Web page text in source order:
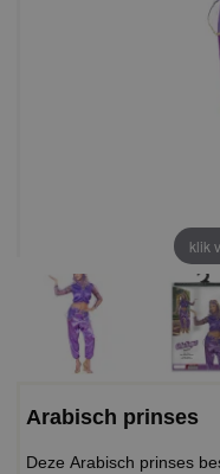
klik
Arabisch prinses
Deze Arabisch prinses